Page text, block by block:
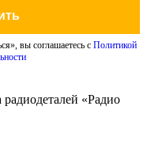
вы соглашаетесь с Политикой
«Радио